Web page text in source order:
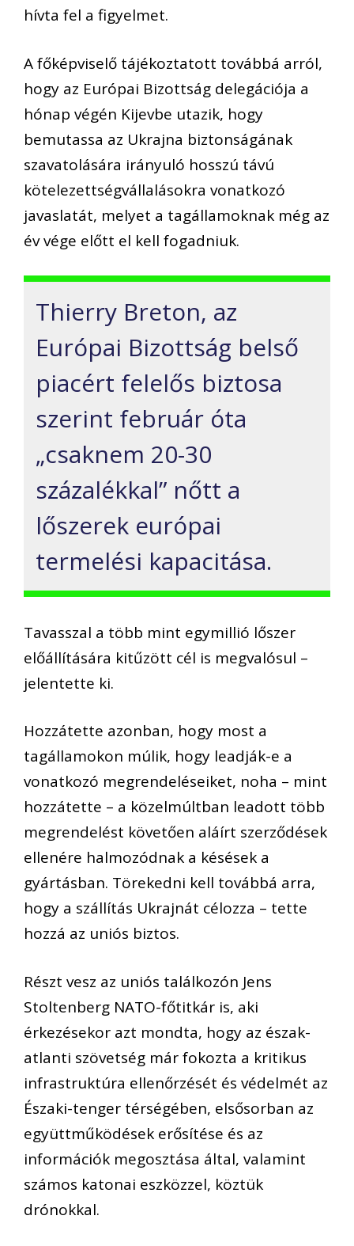
hívta fel a figyelmet.
A főképviselő tájékoztatott továbbá arról,
hogy az Európai Bizottság delegációja a
hónap végén Kijevbe utazik, hogy
bemutassa az Ukrajna biztonságának
szavatolására irányuló hosszú távú
kötelezettségvállalásokra vonatkozó
javaslatát, melyet a tagállamoknak még az
év vége előtt el kell fogadniuk.
Thierry Breton, az
Európai Bizottság belső
piacért felelős biztosa
szerint február óta
„csaknem 20-30
százalékkal” nőtt a
lőszerek európai
termelési kapacitása.
Tavasszal a több mint egymillió lőszer
előállítására kitűzött cél is megvalósul –
jelentette ki.
Hozzátette azonban, hogy most a
tagállamokon múlik, hogy leadják-e a
vonatkozó megrendeléseiket, noha – mint
hozzátette – a közelmúltban leadott több
megrendelést követően aláírt szerződések
ellenére halmozódnak a késések a
gyártásban. Törekedni kell továbbá arra,
hogy a szállítás Ukrajnát célozza – tette
hozzá az uniós biztos.
Részt vesz az uniós találkozón Jens
Stoltenberg NATO-főtitkár is, aki
érkezésekor azt mondta, hogy az észak-
atlanti szövetség már fokozta a kritikus
infrastruktúra ellenőrzését és védelmét az
Északi-tenger térségében, elsősorban az
együttműködések erősítése és az
információk megosztása által, valamint
számos katonai eszközzel, köztük
drónokkal.